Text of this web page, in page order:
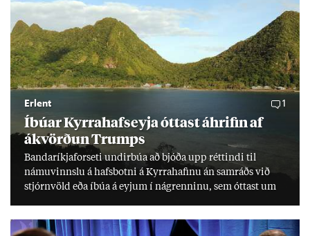
Erlent 1
Íbú­ar Kyrra­hafs­eyja ótt­ast áhrif­in af
ákvörð­un Trumps
Banda­ríkja­for­seti und­ir­búa að bjóða upp rétt­indi til
námu­vinnslu á hafs­botni á Kyrra­haf­inu án sam­ráðs við
stjórn­völd eða íbúa á eyj­um í ná­grenn­inu, sem ótt­ast um